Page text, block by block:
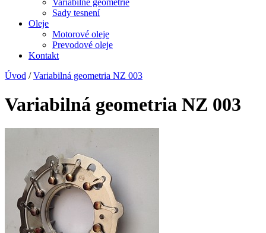
Sady tesnení
Oleje
Motorové oleje
Prevodové oleje
Kontakt
Úvod / Variabilná geometria NZ 003
Variabilná geometria NZ 003